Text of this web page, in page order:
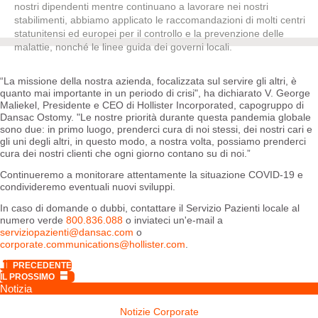
nostri dipendenti mentre continuano a lavorare nei nostri
stabilimenti, abbiamo applicato le raccomandazioni di molti centri
statunitensi ed europei per il controllo e la prevenzione delle
malattie, nonché le linee guida dei governi locali.
“La missione della nostra azienda, focalizzata sul servire gli altri, è
quanto mai importante in un periodo di crisi", ha dichiarato V. George
Maliekel, Presidente e CEO di Hollister Incorporated, capogruppo di
Dansac Ostomy. "Le nostre priorità durante questa pandemia globale
sono due: in primo luogo, prenderci cura di noi stessi, dei nostri cari e
gli uni degli altri, in questo modo, a nostra volta, possiamo prenderci
cura dei nostri clienti che ogni giorno contano su di noi.”
Continueremo a monitorare attentamente la situazione COVID-19 e
condivideremo eventuali nuovi sviluppi.
In caso di domande o dubbi, contattare il Servizio Pazienti locale al
numero verde 800.836.088 o inviateci un'e-mail a
serviziopazienti@dansac.com o
corporate.communications@hollister.com
PRECEDENTE
IL PROSSIMO
Notizia
Notizie Corporate